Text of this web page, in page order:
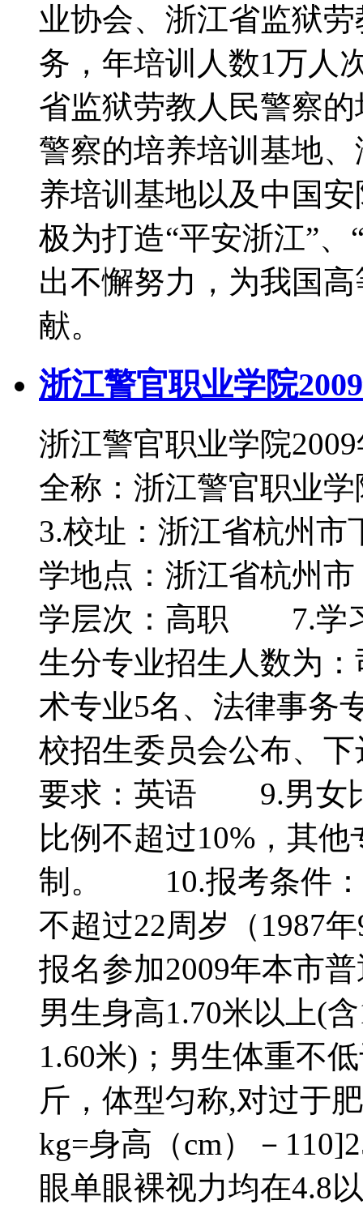
业协会、浙江省监狱
务，年培训人数1万人
省监狱劳教人民警察
警察的培养培训基地
养培训基地以及中国
极为打造“平安浙江”
出不懈努力，为我国
献。
浙江警官职业学院
浙江警官职业学院
全称：浙江警官职
3.校址：浙江省杭州
学地点：浙江省杭
学层次：高职 7.学
生分专业招生人数为
术专业5名、法律事务
校招生委员会公布、
要求：英语 9.男女
比例不超过10%，其
制。 10.报考条件：
不超过22周岁（1987
报名参加2009年本市
男生身高1.70米以上(
1.60米)；男生体重不
斤，体型匀称,对过于
kg=身高（cm）－
眼单眼裸视力均在4.8